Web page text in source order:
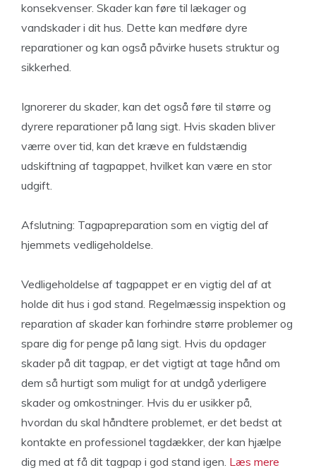
konsekvenser. Skader kan føre til lækager og
vandskader i dit hus. Dette kan medføre dyre
reparationer og kan også påvirke husets struktur og
sikkerhed.
Ignorerer du skader, kan det også føre til større og
dyrere reparationer på lang sigt. Hvis skaden bliver
værre over tid, kan det kræve en fuldstændig
udskiftning af tagpappet, hvilket kan være en stor
udgift.
Afslutning: Tagpapreparation som en vigtig del af
hjemmets vedligeholdelse.
Vedligeholdelse af tagpappet er en vigtig del af at
holde dit hus i god stand. Regelmæssig inspektion og
reparation af skader kan forhindre større problemer og
spare dig for penge på lang sigt. Hvis du opdager
skader på dit tagpap, er det vigtigt at tage hånd om
dem så hurtigt som muligt for at undgå yderligere
skader og omkostninger. Hvis du er usikker på,
hvordan du skal håndtere problemet, er det bedst at
kontakte en professionel tagdækker, der kan hjælpe
dig med at få dit tagpap i god stand igen. Læs mere